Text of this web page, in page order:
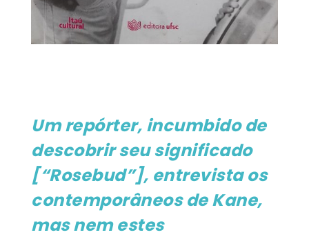
Um repórter, incumbido de
descobrir seu significado
[“Rosebud”], entrevista os
contemporâneos de Kane,
mas nem estes